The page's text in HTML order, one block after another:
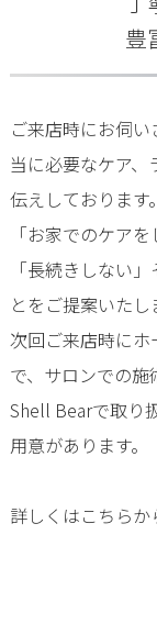
豊
ご来店時にお伺
当に必要なケア
伝えしております。
「お家でのケア
「長続きしない
とをご提案いたし
次回ご来店時に
で、サロンでの施
Shell Bearで取り
用意があります。
詳しくはこちら